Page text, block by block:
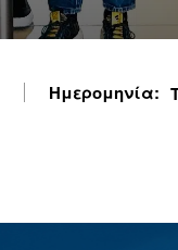
Ημερομηνία: